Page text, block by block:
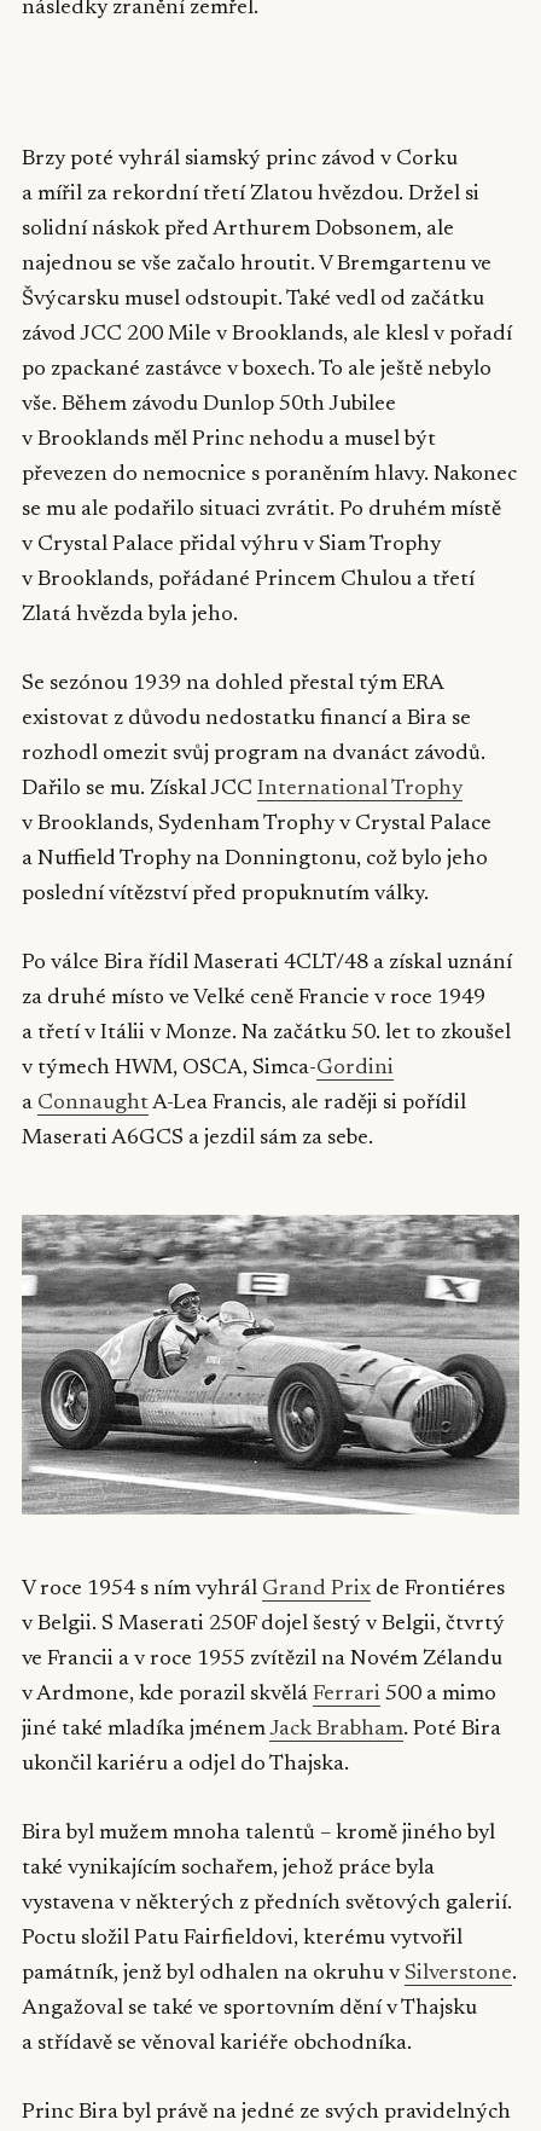
následky zranění zemřel.
Brzy poté vyhrál siamský princ závod v Corku
a mířil za rekordní třetí Zlatou hvězdou. Držel si
solidní náskok před Arthurem Dobsonem, ale
najednou se vše začalo hroutit. V Bremgartenu ve
Švýcarsku musel odstoupit. Také vedl od začátku
závod JCC 200 Mile v Brooklands, ale klesl v pořadí
po zpackané zastávce v boxech. To ale ještě nebylo
vše. Během závodu Dunlop 50th Jubilee
v Brooklands měl Princ nehodu a musel být
převezen do nemocnice s poraněním hlavy. Nakonec
se mu ale podařilo situaci zvrátit. Po druhém místě
v Crystal Palace přidal výhru v Siam Trophy
v Brooklands, pořádané Princem Chulou a třetí
Zlatá hvězda byla jeho.
Se sezónou 1939 na dohled přestal tým ERA
existovat z důvodu nedostatku financí a Bira se
rozhodl omezit svůj program na dvanáct závodů.
Dařilo se mu. Získal JCC International Trophy
v Brooklands, Sydenham Trophy v Crystal Palace
a Nuffield Trophy na Donningtonu, což bylo jeho
poslední vítězství před propuknutím války.
Po válce Bira řídil Maserati 4CLT/48 a získal uznání
za druhé místo ve Velké ceně Francie v roce 1949
a třetí v Itálii v Monze. Na začátku 50. let to zkoušel
v týmech HWM, OSCA, Simca-Gordini
a ConnaughtA-Lea Francis, ale raději si pořídil
Maserati A6GCS a jezdil sám za sebe.
V roce 1954 s ním vyhrál Grand Prix de Frontiéres
v Belgii. S Maserati 250F dojel šestý v Belgii, čtvrtý
ve Francii a v roce 1955 zvítězil na Novém Zélandu
v Ardmone, kde porazil skvělá Ferrari 500 a mimo
jiné také mladíka jménemJack Brabham. Poté Bira
ukončil kariéru a odjel do Thajska.
Bira byl mužem mnoha talentů – kromě jiného byl
také vynikajícím sochařem, jehož práce byla
vystavena v některých z předních světových galerií.
Poctu složil Patu Fairfieldovi, kterému vytvořil
památník, jenž byl odhalen na okruhu v Silverstone.
Angažoval se také ve sportovním dění v Thajsku
a střídavě se věnoval kariéře obchodníka.
Princ Bira byl právě na jedné ze svých pravidelných